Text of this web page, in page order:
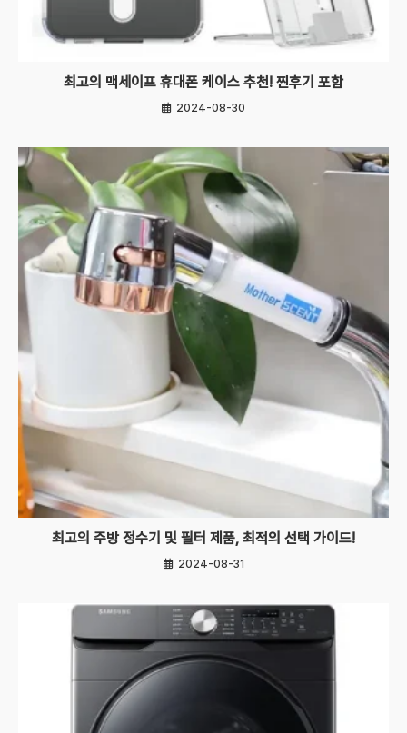
최고의 맥세이프 휴대폰 케이스 추천! 찐후기 포함
2024-08-30
최고의 주방 정수기 및 필터 제품, 최적의 선택 가이드!
2024-08-31